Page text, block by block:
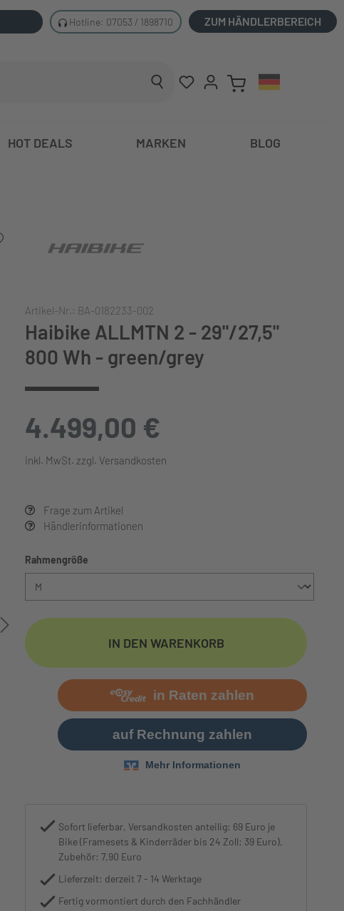
Hotline: 07053 / 1898710 ZUM HÄNDLERBEREICH
HOT DEALS MARKEN BLOG
Motor
Bosch Performance Line CX,
Artikel-Nr.: BA-0182233-002
Haibike ALLMTN 2 - 29"/27,5"
800 Wh - green/grey
4.499,00 €
inkl. MwSt. zzgl. Versandkosten
Frage zum Artikel
Händlerinformationen
Rahmengröße
IN DEN WARENKORB
Sofort lieferbar, Versandkosten anteilig: 69 Euro je
Bike (Framesets & Kinderräder bis 24 Zoll: 39 Euro),
Zubehör: 7,90 Euro
Lieferzeit: derzeit 7 - 14 Werktage
Fertig vormontiert durch den Fachhändler